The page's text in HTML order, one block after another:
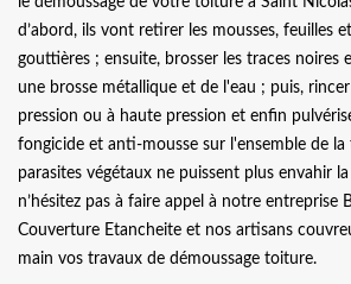
d’abord, ils vont retirer les mousses, feuilles
gouttières ; ensuite, brosser les traces noires
une brosse métallique et de l'eau ; puis,
pression ou à haute pression et enfin
fongicide et anti-mousse sur l'ensemble de
parasites végétaux ne puissent plus envahir
n’hésitez pas à faire appel à notre entreprise
Couverture Etancheite et nos artisans
main vos travaux de démoussage toiture.